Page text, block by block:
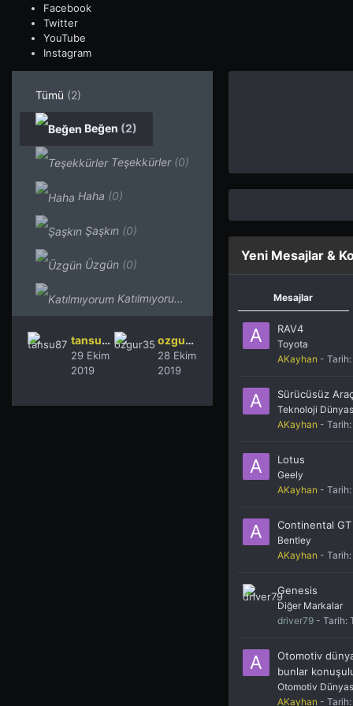
Facebook
Twitter
YouTube
Instagram
Tümü (2)
Beğen (2)
Teşekkürler (0)
Haha (0)
Şaşkın (0)
Üzgün (0)
Katılmıyorum
tansu87
29 Ekim
2019
ozgur35
28 Ekim
2019
Yeni Mesajlar &
Mesajlar
RAV4
Toyota
AKayhan - Tarih:
Sürücüsüz
Teknoloji
AKayhan - Tarih:
Lotus
Geely
AKayhan - Tarih:
Continental GT
Bentley
AKayhan - Tarih:
Genesis
Diğer Markalar
driver79 - Tarih:
Otomotiv
bunlar
Otomotiv
AKayhan - Tarih: